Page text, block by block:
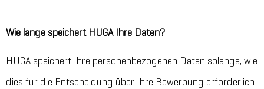
Wie lange speichert HUGA Ihre Daten?
HUGA speichert Ihre personenbezogenen Daten solange, wie
dies für die Entscheidung über Ihre Bewerbung erforderlich